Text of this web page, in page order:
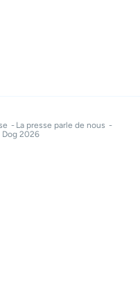
La presse parle de nous
2026